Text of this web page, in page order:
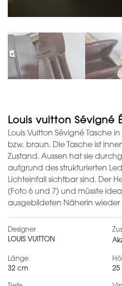
Louis vuitton Sévigné
Louis Vuitton Sévigné Tasche
bzw. braun. Die Tasche ist
Zustand. Aussen hat sie
aufgrund des strukturierten
Lichteinfall sichtbar sind. Der
(Foto 6 und 7) und müsste
ausgebildeten Näherin
Designer
LOUIS VUITTON
Länge
32 cm
25